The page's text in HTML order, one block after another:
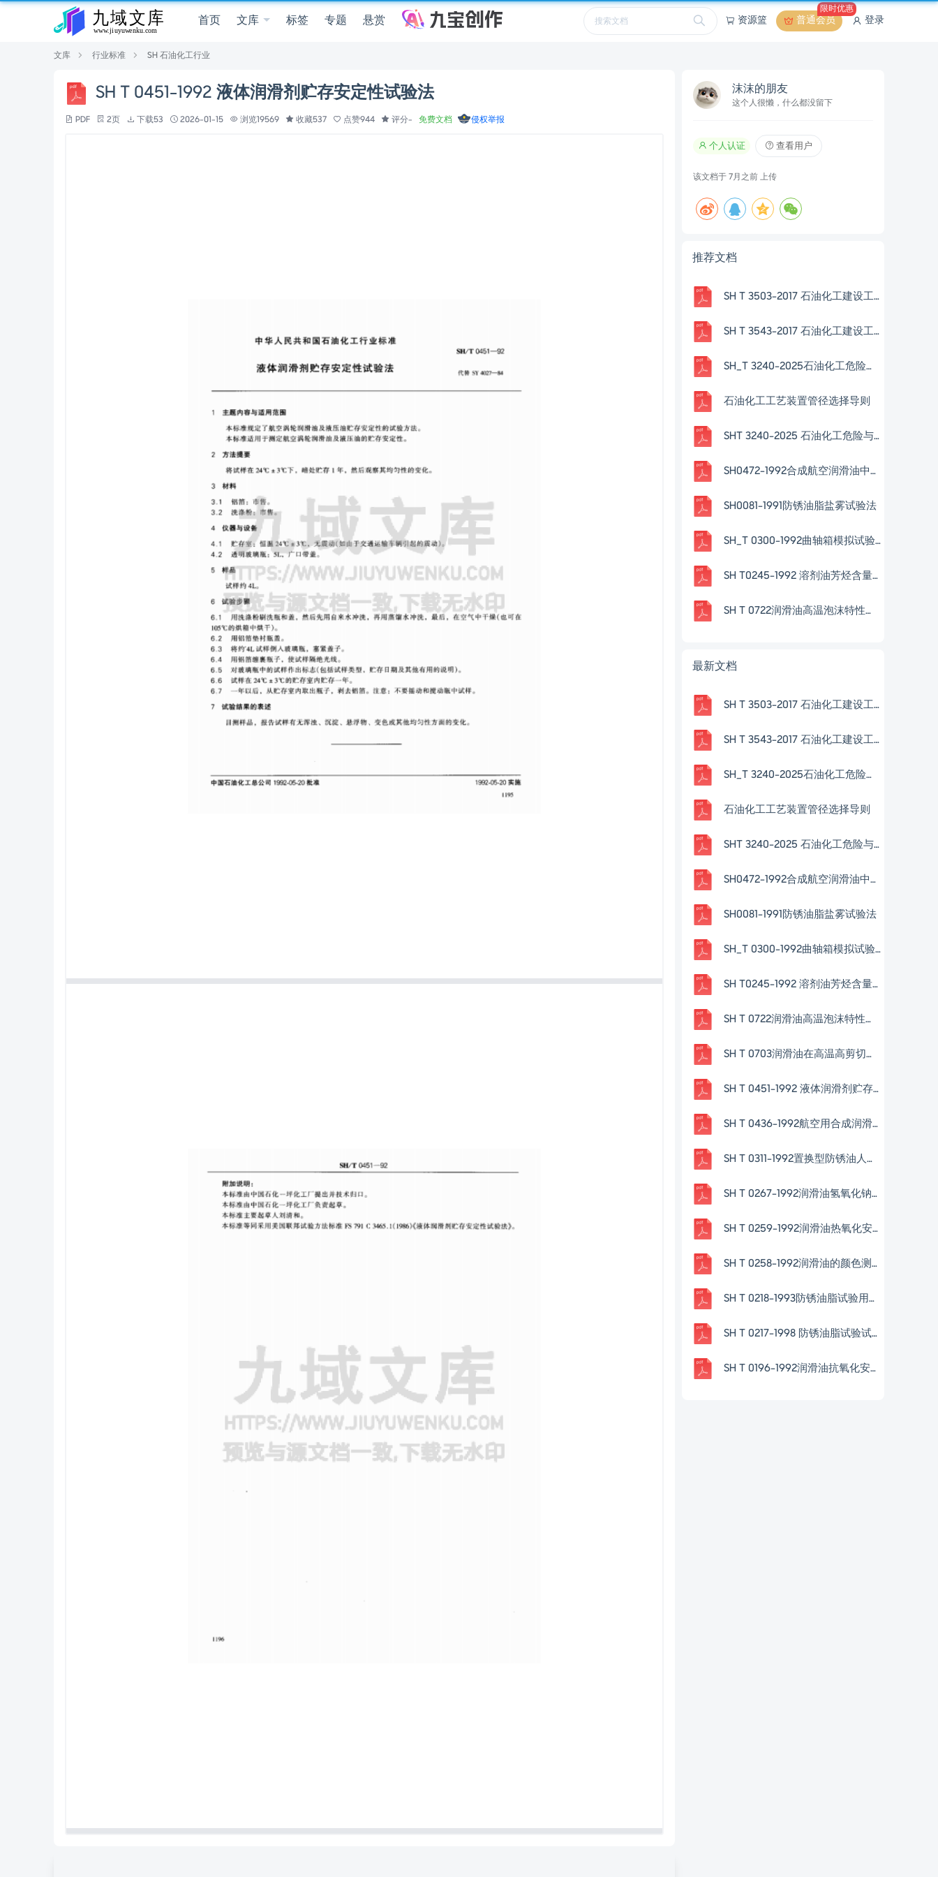
资源篮 普通会员
限时优惠
登录
首页 文库 标签 专题 悬赏
文库 行业标准 SH 石油化工行业
SH T 0451-1992 液体润滑剂贮存安定性试验法
PDF 2页 下载53 2026-01-15 浏览19569 收藏537 点赞944 评分- 免费文档 侵权举报
沫沫的朋友
这个人很懒，什么都没留下
个人认证 查看用户
该文档于 7月之前 上传
推荐文档
SH T 3503-2017 石油化工建设工程项目交工技术文件规定
SH T 3543-2017 石油化工建设工程项目施工过程技术文件规定
SH_T 3240-2025石油化工危险与可操作性分析(HAZOP)技术规范
石油化工工艺装置管径选择导则
SHT 3240-2025 石油化工危险与可操作性分（HAZOP）技术规范
SH0472-1992合成航空润滑油中微量金属含量测定法-原子吸收法
SH0081-1991防锈油脂盐雾试验法
SH_T 0300-1992曲轴箱模拟试验方法-QZX法
SH T0245-1992 溶剂油芳烃含量测定法(色谱法)
SH T 0722润滑油高温泡沫特性测定法
最新文档
SH T 3503-2017 石油化工建设工程项目交工技术文件规定
SH T 3543-2017 石油化工建设工程项目施工过程技术文件规定
SH_T 3240-2025石油化工危险与可操作性分析(HAZOP)技术规范
石油化工工艺装置管径选择导则
SHT 3240-2025 石油化工危险与可操作性分（HAZOP）技术规范
SH0472-1992合成航空润滑油中微量金属含量测定法-原子吸收法
SH0081-1991防锈油脂盐雾试验法
SH_T 0300-1992曲轴箱模拟试验方法-QZX法
SH T0245-1992 溶剂油芳烃含量测定法(色谱法)
SH T 0722润滑油高温泡沫特性测定法
SH T 0703润滑油在高温高剪切速率条件下表观粘度测定法-多重毛细管粘度计法
SH T 0451-1992 液体润滑剂贮存安定性试验法
SH T 0436-1992航空用合成润滑油与橡胶相容性测定法
SH T 0311-1992置换型防锈油人汗置换性能试验方法
SH T 0267-1992润滑油氢氧化钠抽出物的酸化试验法
SH T 0259-1992润滑油热氧化安定性测定法
SH T 0258-1992润滑油的颜色测定法
SH T 0218-1993防锈油脂试验用试片制备法
SH T 0217-1998 防锈油脂试验试片锈蚀度评定法
SH T 0196-1992润滑油抗氧化安定性测定法